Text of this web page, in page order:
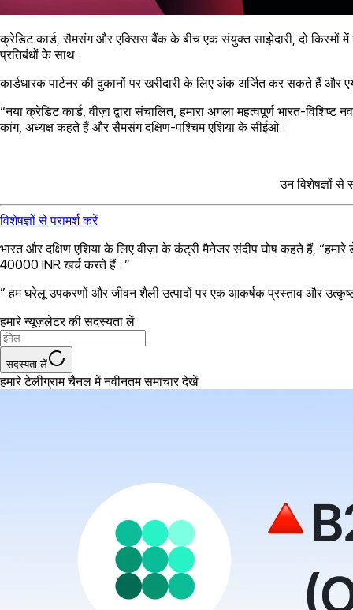
क्रेडिट कार्ड, सैमसंग और एक्सिस बैंक के बीच एक संयुक्त साझेदारी, दो किस्मों
प्रतिबंधों के साथ।
कार्डधारक पार्टनर की दुकानों पर खरीदारी के लिए अंक अर्जित कर सकते हैं
“नया क्रेडिट कार्ड, वीज़ा द्वारा संचालित, हमारा अगला महत्वपूर्ण भारत-
कांग, अध्यक्ष कहते हैं और सैमसंग दक्षिण-पश्चिम एशिया के सीईओ।
उन विशेषज्ञों से
विशेषज्ञों से परामर्श करें
भारत और दक्षिण एशिया के लिए वीज़ा के कंट्री मैनेजर संदीप घोष कहते हैं,
40000 INR खर्च करते हैं।”
” हम घरेलू उपकरणों और जीवन शैली उत्पादों पर एक आकर्षक प्रस्ताव और
हमारे न्यूज़लेटर की सदस्यता लें
सदस्यता लें
हमारे टेलीग्राम चैनल में नवीनतम समाचार देखें